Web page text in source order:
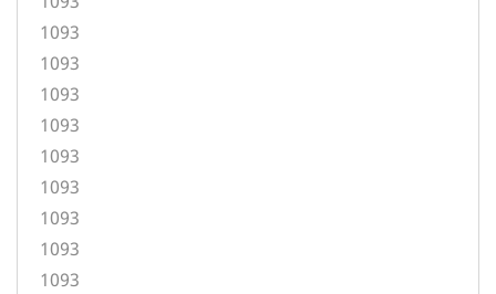
1093
1093
1093
1093
1093
1093
1093
1093
1093